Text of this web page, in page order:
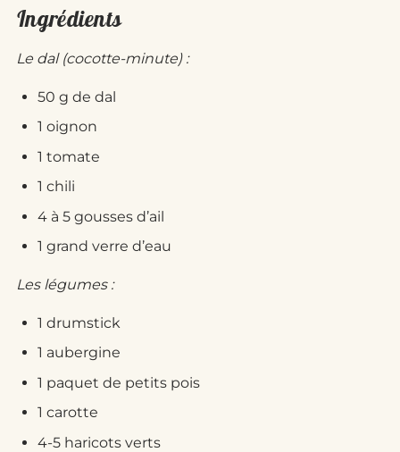
Ingrédients
Le dal (cocotte-minute) :
50 g de dal
1 oignon
1 tomate
1 chili
4 à 5 gousses d’ail
1 grand verre d’eau
Les légumes :
1 drumstick
1 aubergine
1 paquet de petits pois
1 carotte
4-5 haricots verts